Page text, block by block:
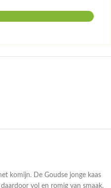
komijn. De Goudse jonge kaas
vol en romig van smaak.